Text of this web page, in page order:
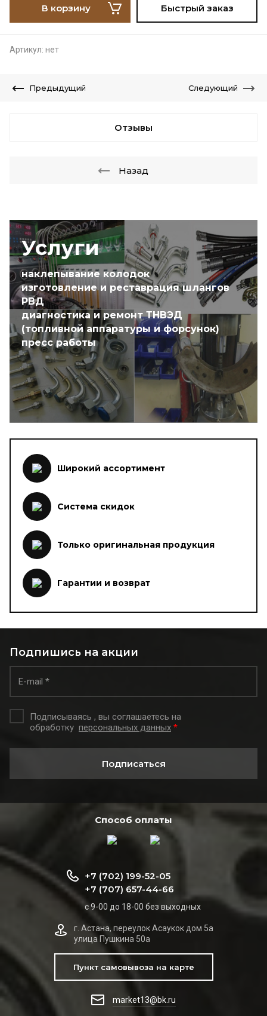
Услуги
наклепывание колодок
изготовление и реставрация шлангов
РВД
диагностика и ремонт ТНВЭД
(топливной аппаратуры и форсунок)
пресс работы
В корзину Быстрый заказ
Артикул: нет
Предыдущий Следующий
Отзывы
Назад
Широкий ассортимент
Система скидок
Только оригинальная продукция
Гарантии и возврат
Подпишись на акции
Подписываясь , вы соглашаетесь на
обработку персональных данных *
Подписаться
Способ оплаты
+7 (702) 199-52-05
+7 (707) 657-44-66
с 9-00 до 18-00 без выходных
г. Астана, переулок Асаукок дом 5а
улица Пушкина 50а
Пункт самовывоза на карте
market13@bk.ru